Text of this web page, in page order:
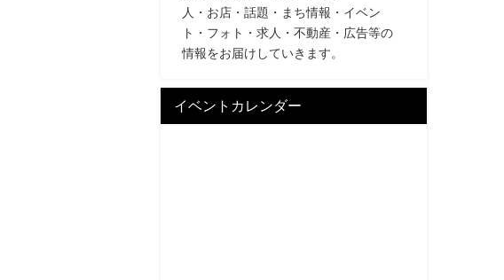
人・お店・話題・まち情報・イベン
ト・フォト・求人・不動産・広告等の
情報をお届けしていきます。
イベントカレンダー